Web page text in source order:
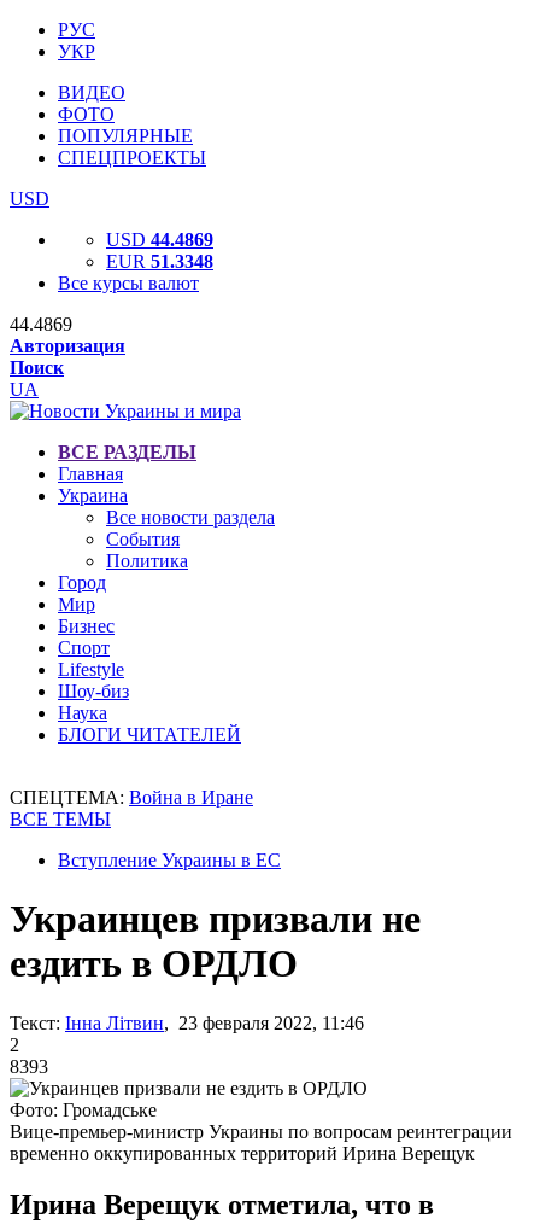
РУС
УКР
ВИДЕО
ФОТО
ПОПУЛЯРНЫЕ
СПЕЦПРОЕКТЫ
USD
USD 44.4869
EUR 51.3348
Все курсы валют
44.4869
Авторизация
Поиск
UA
ВСЕ РАЗДЕЛЫ
Главная
Украина
Все новости раздела
События
Политика
Город
Мир
Бизнес
Спорт
Lifestyle
Шоу-биз
Наука
БЛОГИ ЧИТАТЕЛЕЙ
СПЕЦТЕМА: Война в Иране
ВСЕ ТЕМЫ
Вступление Украины в ЕС
Украинцев призвали не
ездить в ОРДЛО
Текст: Інна Літвин, 23 февраля 2022, 11:46
2
8393
Фото: Громадське
Вице-премьер-министр Украины по вопросам реинтеграции
временно оккупированных территорий Ирина Верещук
Ирина Верещук отметила, что в